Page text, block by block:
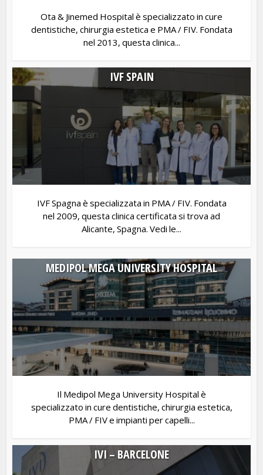
Ota & Jinemed Hospital è specializzato in cure
dentistiche, chirurgia estetica e PMA / FIV. Fondata
nel 2013, questa clinica...
IVF SPAIN
IVF Spagna è specializzata in PMA / FIV. Fondata
nel 2009, questa clinica certificata si trova ad
Alicante, Spagna. Vedi le...
MEDIPOL MEGA UNIVERSITY HOSPITAL
Il Medipol Mega University Hospital è
specializzato in cure dentistiche, chirurgia estetica,
PMA / FIV e impianti per capelli...
IVI – BARCELONE